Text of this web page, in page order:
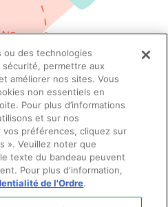
ou des technologies
sécurité, permettre aux
améliorer nos sites. Vous
non essentiels en
Pour plus d’informations
et sur nos
préférences, cliquez sur
». Veuillez noter que
texte du bandeau peuvent
Pour plus d'information,
de l'Ordre.